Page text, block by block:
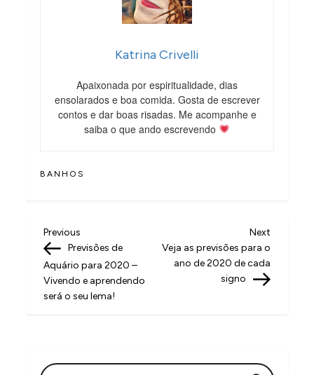
Katrina Crivelli
Apaixonada por espiritualidade, dias
ensolarados e boa comida. Gosta de escrever
contos e dar boas risadas. Me acompanhe e
saiba o que ando escrevendo
BANHOS
N
a
v
e
Previous
Post
Previous
Previsões de
Aquário para 2020 –
Vivendo e aprendendo
será o seu lema!
Next
Post
Next
Veja as previsões para o
ano de 2020 de cada
signo